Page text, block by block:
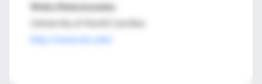
Webs Relacionadas
University of North Carolina
http://www.unc.edu/